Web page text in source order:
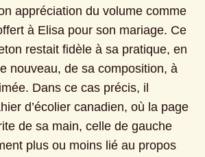
appréciation du volume comme
à Elisa pour son mariage. Ce
restait fidèle à sa pratique, en
nouveau, de sa composition, à
Dans ce cas précis, il
d’écolier canadien, où la page
de sa main, celle de gauche
plus ou moins lié au propos